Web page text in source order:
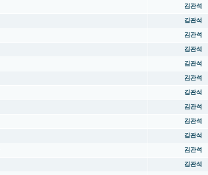
김관석
김관석
김관석
김관석
김관석
김관석
김관석
김관석
김관석
김관석
김관석
김관석